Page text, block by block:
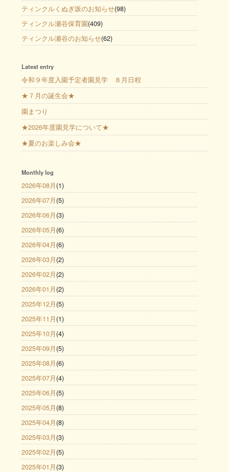
ティンクルくぬぎ坂のお知らせ(98)
ティンクル瀬谷保育園(409)
ティンクル瀬谷のお知らせ(62)
Latest entry
令和９年度入園予定者園見学 ８月日程
★７月の誕生会★
園まつり
★2026年度園見学について★
★夏のお楽しみ会★
Monthly log
2026年08月 (1)
2026年07月 (5)
2026年06月 (3)
2026年05月 (6)
2026年04月 (6)
2026年03月 (2)
2026年02月 (2)
2026年01月 (2)
2025年12月 (5)
2025年11月 (1)
2025年10月 (4)
2025年09月 (5)
2025年08月 (6)
2025年07月 (4)
2025年06月 (5)
2025年05月 (8)
2025年04月 (8)
2025年03月 (3)
2025年02月 (5)
2025年01月 (3)